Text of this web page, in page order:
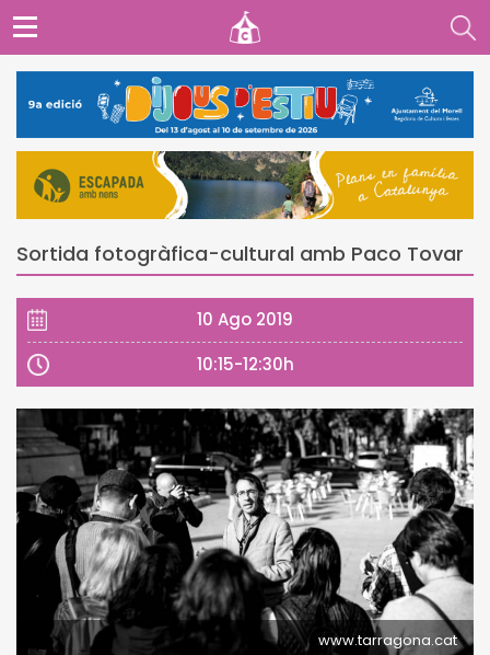
Sortida fotogràfica-cultural amb Paco Tovar
10 Ago 2019
10:15-12:30h
www.tarragona.cat